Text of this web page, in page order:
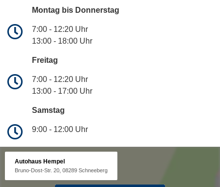
Montag bis Donnerstag
7:00 - 12:20 Uhr
13:00 - 18:00 Uhr
Freitag
7:00 - 12:20 Uhr
13:00 - 17:00 Uhr
Samstag
9:00 - 12:00 Uhr
Autohaus Hempel
Bruno-Dost-Str. 20, 08289 Schneeberg